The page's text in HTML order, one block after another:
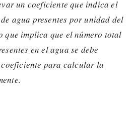
un coeficiente que indica el
agua presentes por unidad del
que implica que el número total
en el agua se debe
para calcular la